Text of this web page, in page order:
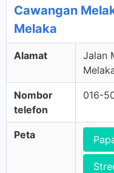
Cawangan
Melaka
Alamat
Jalan
Nombor
telefon
016-
Peta